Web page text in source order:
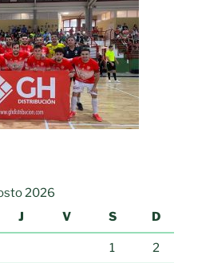
2026
J V S D
1 2